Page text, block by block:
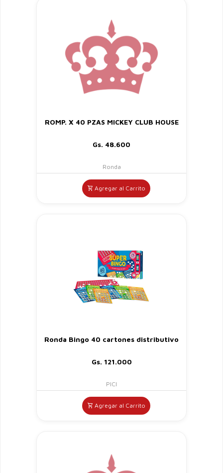
ROMP. X 40 PZAS MICKEY CLUB HOUSE
Gs. 48.600
Ronda
Agregar al Carrito
Ronda Bingo 40 cartones distributivo
Gs. 121.000
PICI
Agregar al Carrito